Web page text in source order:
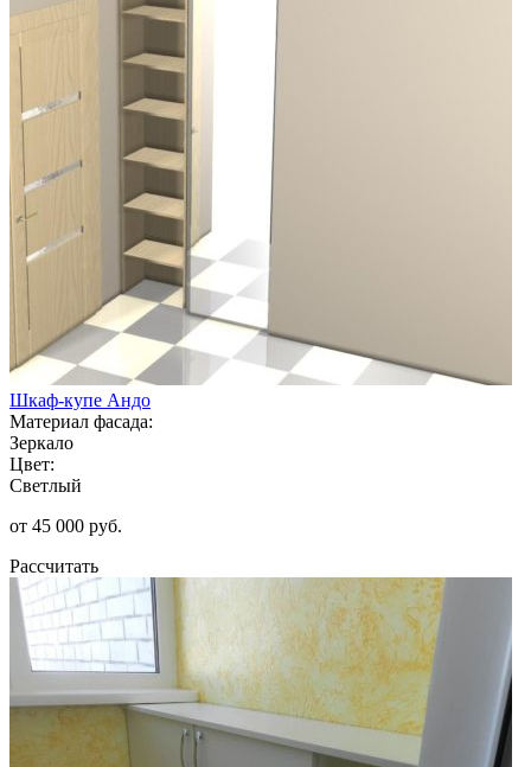
Шкаф-купе Андо
Материал фасада:
Зеркало
Цвет:
Светлый
от 45 000 руб.
Рассчитать